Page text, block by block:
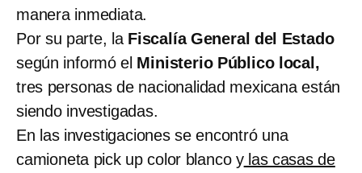
manera inmediata.
Por su parte, la Fiscalía General del Estado
según informó el Ministerio Público local,
tres personas de nacionalidad mexicana están
siendo investigadas.
En las investigaciones se encontró una
camioneta pick up color blanco ylas casas de